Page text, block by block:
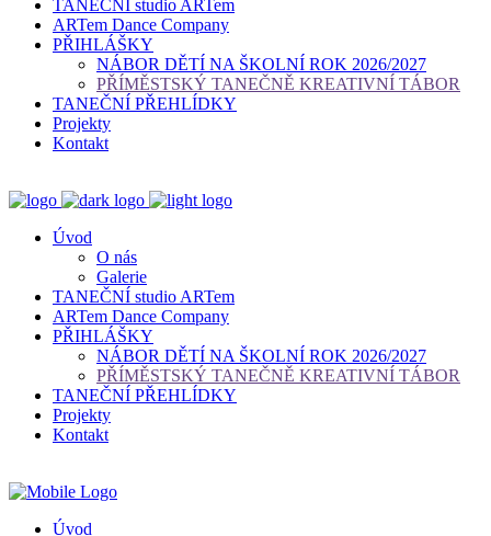
TANEČNÍ studio ARTem
ARTem Dance Company
PŘIHLÁŠKY
NÁBOR DĚTÍ NA ŠKOLNÍ ROK 2026/2027
PŘÍMĚSTSKÝ TANEČNĚ KREATIVNÍ TÁBOR
TANEČNÍ PŘEHLÍDKY
Projekty
Kontakt
Úvod
O nás
Galerie
TANEČNÍ studio ARTem
ARTem Dance Company
PŘIHLÁŠKY
NÁBOR DĚTÍ NA ŠKOLNÍ ROK 2026/2027
PŘÍMĚSTSKÝ TANEČNĚ KREATIVNÍ TÁBOR
TANEČNÍ PŘEHLÍDKY
Projekty
Kontakt
Úvod